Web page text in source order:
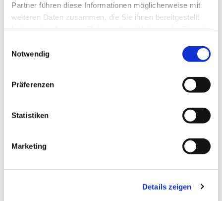
Partner führen diese Informationen möglicherweise mit
weiteren Daten zusammen, die Sie ihnen bereitgestellt
Notwendig
Präferenzen
Statistiken
Marketing
Details zeigen